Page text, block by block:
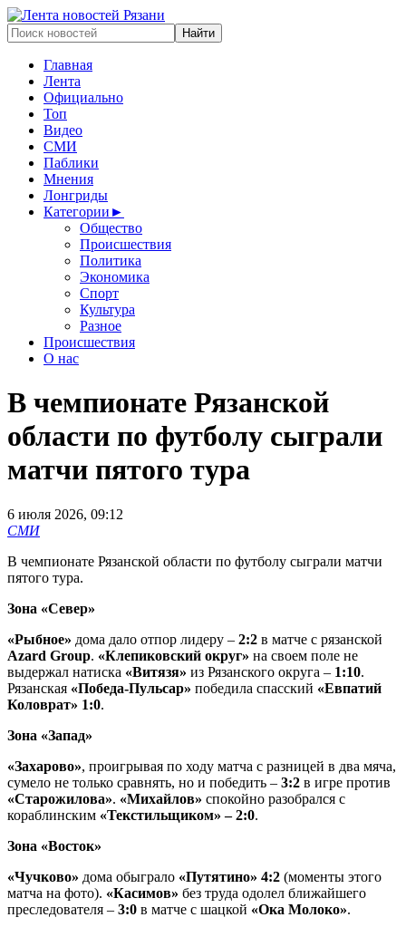
Главная
Лента
Официально
Топ
Видео
СМИ
Паблики
Мнения
Лонгриды
Категории ►
Общество
Происшествия
Политика
Экономика
Спорт
Культура
Разное
Происшествия
О нас
В чемпионате Рязанской
области по футболу сыграли
матчи пятого тура
6 июля 2026, 09:12
СМИ
В чемпионате Рязанской области по футболу сыграли матчи
пятого тура.
Зона «Север»
«Рыбное» дома дало отпор лидеру – 2:2 в матче с рязанской
Azard Group. «Клепиковский округ» на своем поле не
выдержал натиска «Витязя» из Рязанского округа – 1:10.
Рязанская «Победа-Пульсар» победила спасский «Евпатий
Коловрат» 1:0.
Зона «Запад»
«Захарово», проигрывая по ходу матча с разницей в два мяча,
сумело не только сравнять, но и победить – 3:2 в игре против
«Старожилова». «Михайлов» спокойно разобрался с
кораблинским «Текстильщиком» – 2:0.
Зона «Восток»
«Чучково» дома обыграло «Путятино» 4:2 (моменты этого
матча на фото). «Касимов» без труда одолел ближайшего
преследователя – 3:0 в матче с шацкой «Ока Молоко».